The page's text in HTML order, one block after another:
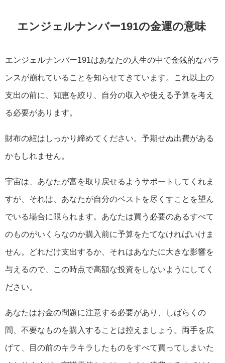
エンジェルナンバー191の金運の意味
エンジェルナンバー191はあなたの人生の中で金銭的なバラ
ンスが崩れていることを知らせてきています。これ以上の
支出の前に、知恵を絞り、自分の収入や使える予算を考え
る必要があります。
財布の紐はしっかり締めてください。予期せぬ出費がある
かもしれません。
宇宙は、あなたが富を取り戻せるようサポートしてくれま
すが、それは、あなたが自分のベストを尽くすことを望ん
でいる場合に限られます。あなたは買う必要のあるすべて
のものがいくらなのか購入前に予算をたてなければいけま
せん。どれだけ支出するか、それはあなたに大きな影響を
与えるので、この時点で高額な投資をしないようにしてく
ださい。
あなたはお金の問題に注意する必要があり、しばらくの
間、不要なものを購入することは控えましょう。両手を広
げて、目の前のキラキラしたものをすべて買ってしまいた